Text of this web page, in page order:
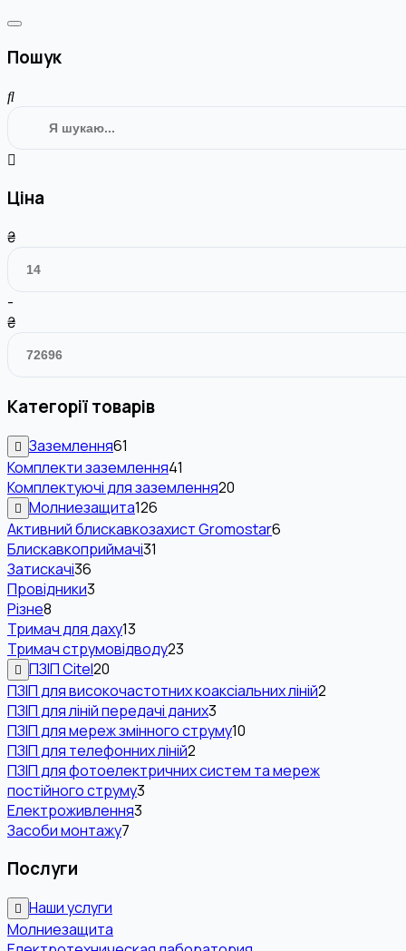
Пошук
Ціна
₴
-
₴
Категорії товарів
Заземлення61
Комплекти заземлення41
Комплектуючі для заземлення20
Молниезащита126
Активний блискавкозахист Gromostar6
Блискавкоприймачі31
Затискачі36
Провідники3
Різне8
Тримач для даху13
Тримач струмовідводу23
ПЗІП Citel20
ПЗІП для високочастотних коаксіальних ліній2
ПЗІП для ліній передачі даних3
ПЗІП для мереж змінного струму10
ПЗІП для телефонних ліній2
ПЗІП для фотоелектричних систем та мереж
постійного струму3
Електроживлення3
Засоби монтажу7
Послуги
Наши услуги
Молниезащита